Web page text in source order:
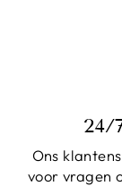
24/
Ons
voor vragen